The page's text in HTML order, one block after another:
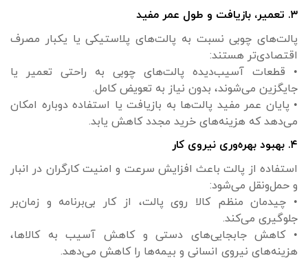
۳. تعمیر، بازیافت و طول عمر مفید
پالت‌های چوبی نسبت به پالت‌های پلاستیکی یا یکبار مصرف
اقتصادی‌تر هستند:
• قطعات آسیب‌دیده پالت‌های چوبی به راحتی تعمیر یا
جایگزین می‌شوند، بدون نیاز به تعویض کامل.
• پایان عمر مفید پالت‌ها به بازیافت یا استفاده دوباره امکان
می‌دهد که هزینه‌های خرید مجدد کاهش یابد.
۴. بهبود بهره‌وری نیروی کار
استفاده از پالت باعث افزایش سرعت و امنیت کارگران در انبار
و حمل‌ونقل می‌شود:
• چیدمان منظم کالا روی پالت، از کار بی‌برنامه و زمان‌بر
جلوگیری می‌کند.
• کاهش جابجایی‌های دستی و کاهش آسیب به کالاها،
هزینه‌های نیروی انسانی و بیمه‌ها را کاهش می‌دهد.